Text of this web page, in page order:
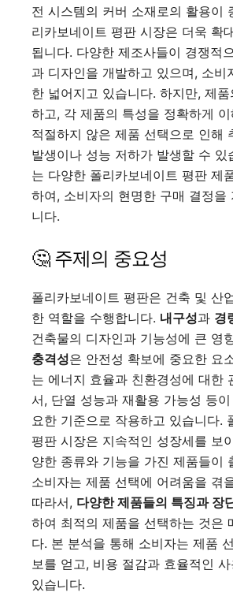
전 시스템의 커버 소재로의 활용이
리카보네이트 평판 시장은 더욱 확
됩니다. 다양한 제조사들이 경쟁적
과 디자인을 개발하고 있으며, 소비
한 넓어지고 있습니다. 하지만, 제
하고, 각 제품의 특성을 정확하게
적절하지 않은 제품 선택으로 인해
발생이나 성능 저하가 발생할 수 있
는 다양한 폴리카보네이트 평판 제
하여, 소비자의 현명한 구매 결정을
니다.
🤔 주제의 중요성
폴리카보네이트 평판은 건축 및 산
한 역할을 수행합니다. 내구성과 경
건축물의 디자인과 기능성에 큰 영
충격성은 안전성 확보에 중요한 요
는 에너지 효율과 친환경성에 대한
서, 단열 성능과 재활용 가능성 등
요한 기준으로 작용하고 있습니다.
평판 시장은 지속적인 성장세를 보
양한 종류와 기능을 가진 제품들이
소비자는 제품 선택에 어려움을 겪
따라서, 다양한 제품들의 특징과 장
하여 최적의 제품을 선택하는 것은
다. 본 분석을 통해 소비자는 제품
보를 얻고, 비용 절감과 효율적인
있습니다.